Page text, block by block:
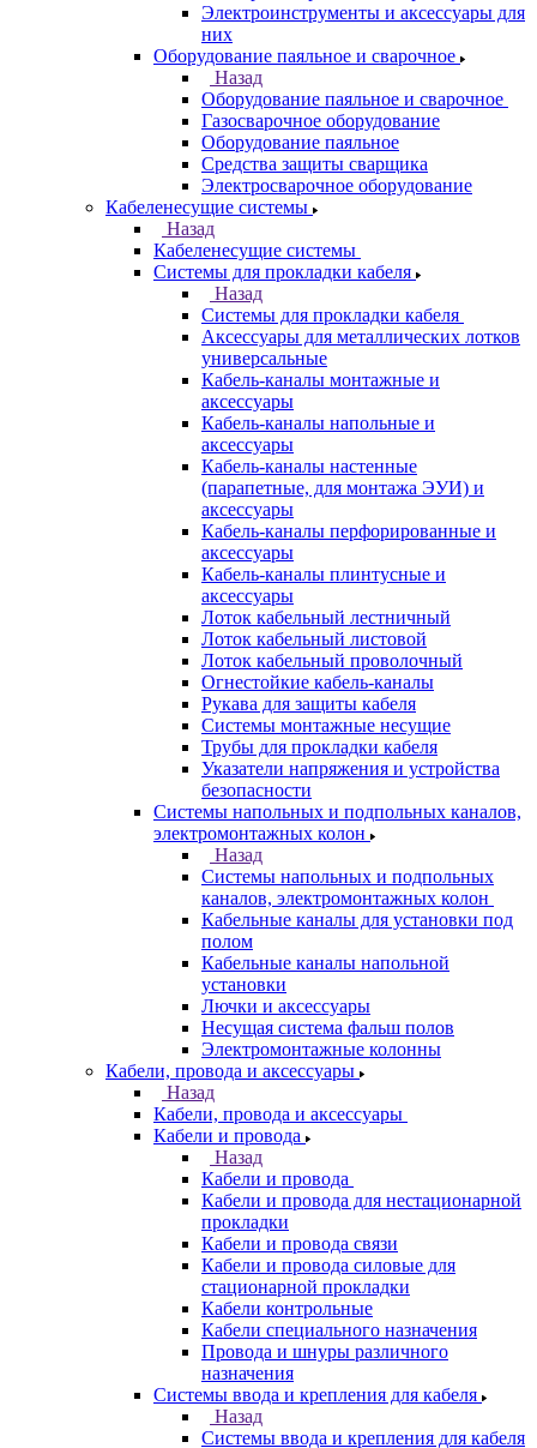
Электроинструменты и аксессуары для
них
Оборудование паяльное и сварочное
Назад
Оборудование паяльное и сварочное
Газосварочное оборудование
Оборудование паяльное
Средства защиты сварщика
Электросварочное оборудование
Кабеленесущие системы
Назад
Кабеленесущие системы
Системы для прокладки кабеля
Назад
Системы для прокладки кабеля
Аксессуары для металлических лотков
универсальные
Кабель-каналы монтажные и
аксессуары
Кабель-каналы напольные и
аксессуары
Кабель-каналы настенные
(парапетные, для монтажа ЭУИ) и
аксессуары
Кабель-каналы перфорированные и
аксессуары
Кабель-каналы плинтусные и
аксессуары
Лоток кабельный лестничный
Лоток кабельный листовой
Лоток кабельный проволочный
Огнестойкие кабель-каналы
Рукава для защиты кабеля
Системы монтажные несущие
Трубы для прокладки кабеля
Указатели напряжения и устройства
безопасности
Системы напольных и подпольных каналов,
электромонтажных колон
Назад
Системы напольных и подпольных
каналов, электромонтажных колон
Кабельные каналы для установки под
полом
Кабельные каналы напольной
установки
Лючки и аксессуары
Несущая система фальш полов
Электромонтажные колонны
Кабели, провода и аксессуары
Назад
Кабели, провода и аксессуары
Кабели и провода
Назад
Кабели и провода
Кабели и провода для нестационарной
прокладки
Кабели и провода связи
Кабели и провода силовые для
стационарной прокладки
Кабели контрольные
Кабели специального назначения
Провода и шнуры различного
назначения
Системы ввода и крепления для кабеля
Назад
Системы ввода и крепления для кабеля